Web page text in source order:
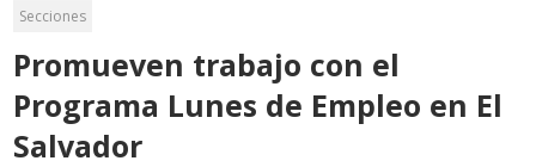
Secciones
Promueven trabajo con el
Programa Lunes de Empleo en El
Salvador